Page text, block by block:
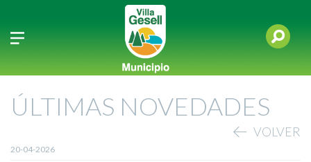
ÚLTIMAS NOVEDADES
VOLVER
20-04-2026